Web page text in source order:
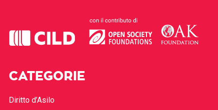
CATEGORIE
Diritto d’Asilo